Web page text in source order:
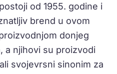
od 1955. godine i
brend u ovom
donjeg
a njihovi su proizvodi
svojevrsni sinonim za